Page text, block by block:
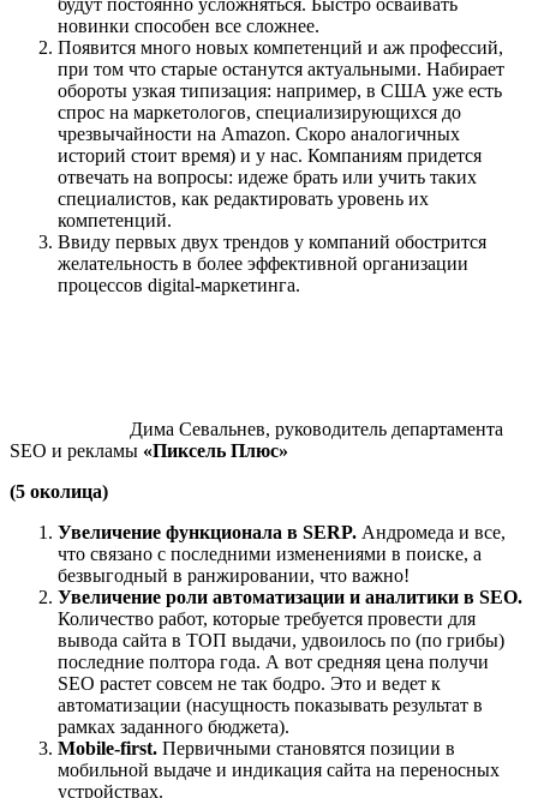
новинки способен все сложнее.
Появится много новых компетенций и аж профессий,
при том что старые останутся актуальными. Набирает
обороты узкая типизация: например, в США уже есть
спрос на маркетологов, специализирующихся до
чрезвычайности на Amazon. Скоро аналогичных
историй стоит время) и у нас. Компаниям придется
отвечать на вопросы: идеже брать или учить таких
специалистов, как редактировать уровень их
компетенций.
Ввиду первых двух трендов у компаний обострится
желательность в более эффективной организации
процессов digital-маркетинга.
Дима Севальнев, руководитель департамента
SEO и рекламы «Пиксель Плюс»
(5 околица)
Увеличение функционала в SERP. Андромеда и все,
что связано с последними изменениями в поиске, а
безвыгодный в ранжировании, что важно!
Увеличение роли автоматизации и аналитики в SEO.
Количество работ, которые требуется провести для
вывода сайта в ТОП выдачи, удвоилось по (по грибы)
последние полтора года. А вот средняя цена получи
SEO растет совсем не так бодро. Это и ведет к
автоматизации (насущность показывать результат в
рамках заданного бюджета).
Mobile-first. Первичными становятся позиции в
мобильной выдаче и индикация сайта на переносных
устройствах.